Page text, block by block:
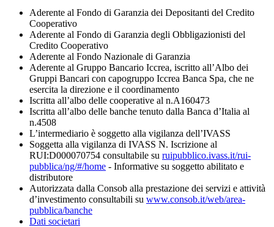
Aderente al Fondo di Garanzia dei Depositanti del Credito
Cooperativo
Aderente al Fondo di Garanzia degli Obbligazionisti del
Credito Cooperativo
Aderente al Fondo Nazionale di Garanzia
Aderente al Gruppo Bancario Iccrea, iscritto all’Albo dei
Gruppi Bancari con capogruppo Iccrea Banca Spa, che ne
esercita la direzione e il coordinamento
Iscritta all’albo delle cooperative al n.A160473
Iscritta all’albo delle banche tenuto dalla Banca d’Italia al
n.4508
L’intermediario è soggetto alla vigilanza dell’IVASS
Soggetta alla vigilanza di IVASS N. Iscrizione al
RUI:D000070754 consultabile su ruipubblico.ivass.it/rui-
pubblica/ng/#/home - Informative su soggetto abilitato e
distributore
Autorizzata dalla Consob alla prestazione dei servizi e attività
d’investimento consultabili su www.consob.it/web/area-
pubblica/banche
Dati societari